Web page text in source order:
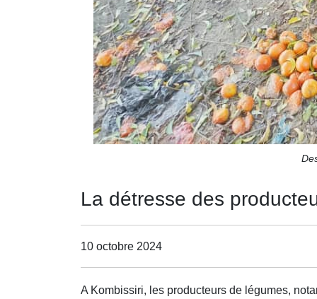
La détresse des
10 octobre 2024
A Kombissiri, les producteurs de légumes,